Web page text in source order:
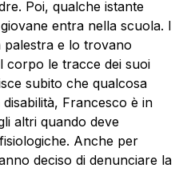
Poi, qualche istante
entra nella scuola. I
palestra e lo trovano
corpo le tracce dei suoi
subito che qualcosa
Francesco è in
altri quando deve
Anche per
deciso di denunciare la